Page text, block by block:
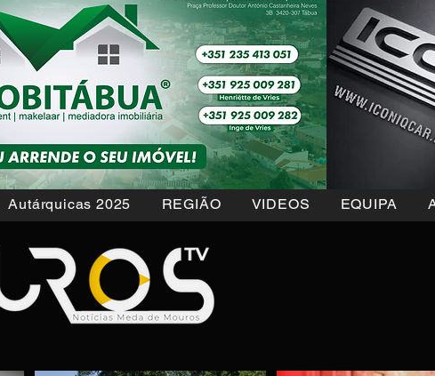
Autárquicas 2025 REGIÃO VIDEOS EQUIPA